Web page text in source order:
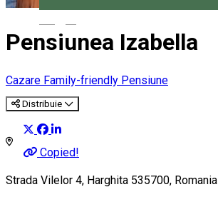
Pensiunea Izabella
Cazare Family-friendly Pensiune
Distribuie
Copied!
Strada Vilelor 4, Harghita 535700, Romania